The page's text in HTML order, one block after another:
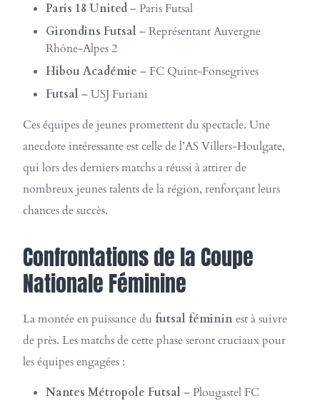
Paris 18 United– Paris Futsal
Girondins Futsal – Représentant Auvergne
Rhône-Alpes 2
Hibou Académie – FC Quint-Fonsegrives
Futsal – USJ Furiani
Ces équipes de jeunes promettent du spectacle. Une
anecdote intéressante est celle de l’AS Villers-Houlgate,
qui lors des derniers matchs a réussi à attirer de
nombreux jeunes talents de la région, renforçant leurs
chances de succès.
Confrontations de la Coupe
Nationale Féminine
La montée en puissance du futsal fémininest à suivre
de près. Les matchs de cette phase seront cruciaux pour
les équipes engagées :
Nantes Métropole Futsal – Plougastel FC